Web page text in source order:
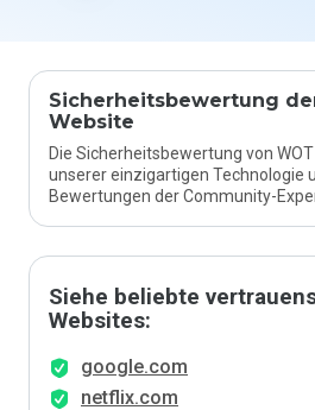
Sicherheitsbewertung
Website
Die Sicherheitsbewertung von
unserer einzigartigen Technologie
Bewertungen der Community-
Siehe beliebte
Websites:
google.com
netflix.com